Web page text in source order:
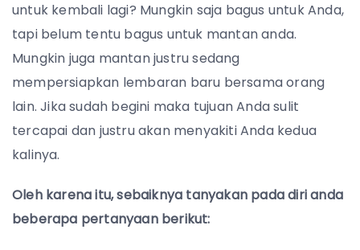
untuk kembali lagi? Mungkin saja bagus untuk Anda,
tapi belum tentu bagus untuk mantan anda.
Mungkin juga mantan justru sedang
mempersiapkan lembaran baru bersama orang
lain. Jika sudah begini maka tujuan Anda sulit
tercapai dan justru akan menyakiti Anda kedua
kalinya.
Oleh karena itu, sebaiknya tanyakan pada diri anda
beberapa pertanyaan berikut: